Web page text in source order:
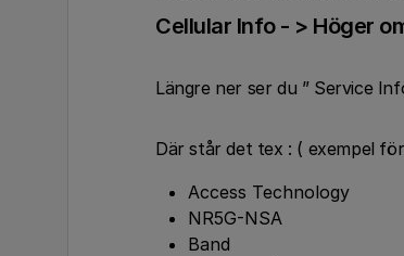
Cellular Info - > Höger
Längre ner ser du ” Service
Där står det tex : ( exempel
Access Technology
NR5G-NSA
Band